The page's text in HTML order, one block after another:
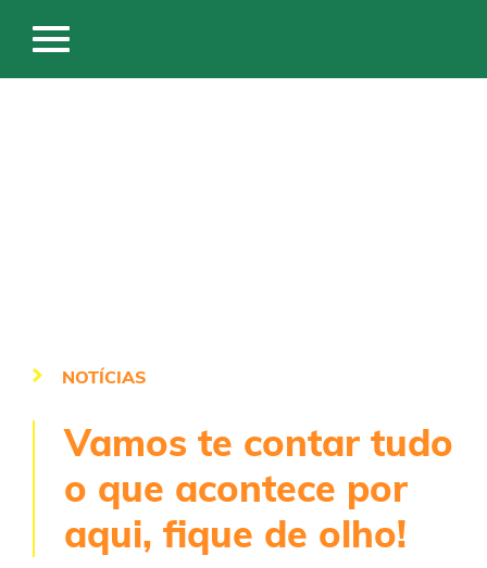
NOTÍCIAS
Vamos te contar tudo
o que acontece por
aqui, fique de olho!